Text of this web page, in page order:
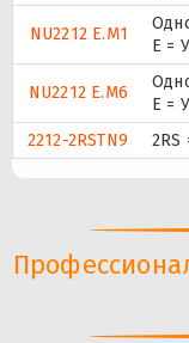
NU2212 E.M1
E =
NU2212 E.M6
E =
2212-2RSTN9